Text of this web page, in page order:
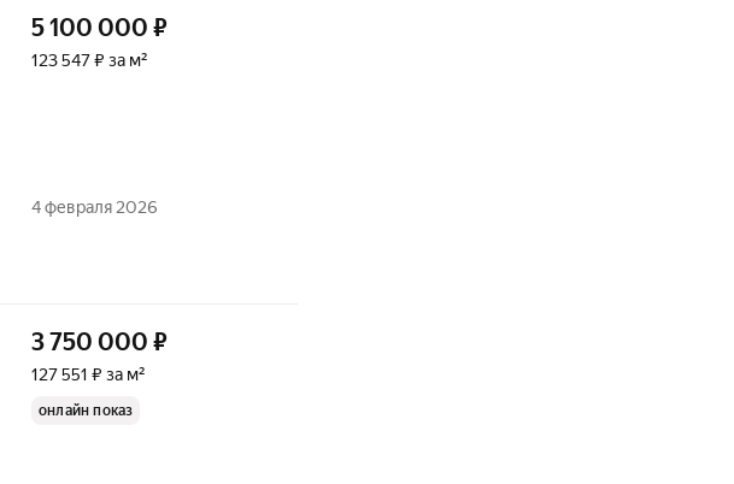
5 100 000 ₽
123 547 ₽ за м²
4 февраля 2026
3 750 000 ₽
127 551 ₽ за м²
онлайн показ